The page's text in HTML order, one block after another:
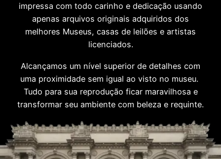
impressa com todo carinho e dedicação usando
apenas arquivos originais adquiridos dos
melhores Museus, casas de leilões e artistas
licenciados.
Alcançamos um nível superior de detalhes com
uma proximidade sem igual ao visto no museu.
Tudo para sua reprodução ficar maravilhosa e
transformar seu ambiente com beleza e requinte.